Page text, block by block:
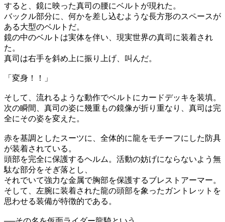
すると、鏡に映った真司の腰にベルトが現れた。
バックル部分に、何かを差し込むような長方形のスペースが
ある大型のベルトだ。
鏡の中のベルトは実体を伴い、現実世界の真司に装着され
た。
真司は右手を斜め上に振り上げ、叫んだ。
「変身！！」
そして、流れるような動作でベルトにカードデッキを装填。
次の瞬間、真司の姿に幾重もの鏡像が折り重なり、真司は完
全にその姿を変えた。
赤を基調としたスーツに、全体的に龍をモチーフにした防具
が装着されている。
頭部を完全に保護するヘルム。活動の妨げにならないよう無
駄な部分をそぎ落とし、
それでいて強力な金属で胸部を保護するブレストアーマー。
そして、左腕に装着された龍の頭部を象ったガントレットを
思わせる装備が特徴的である。